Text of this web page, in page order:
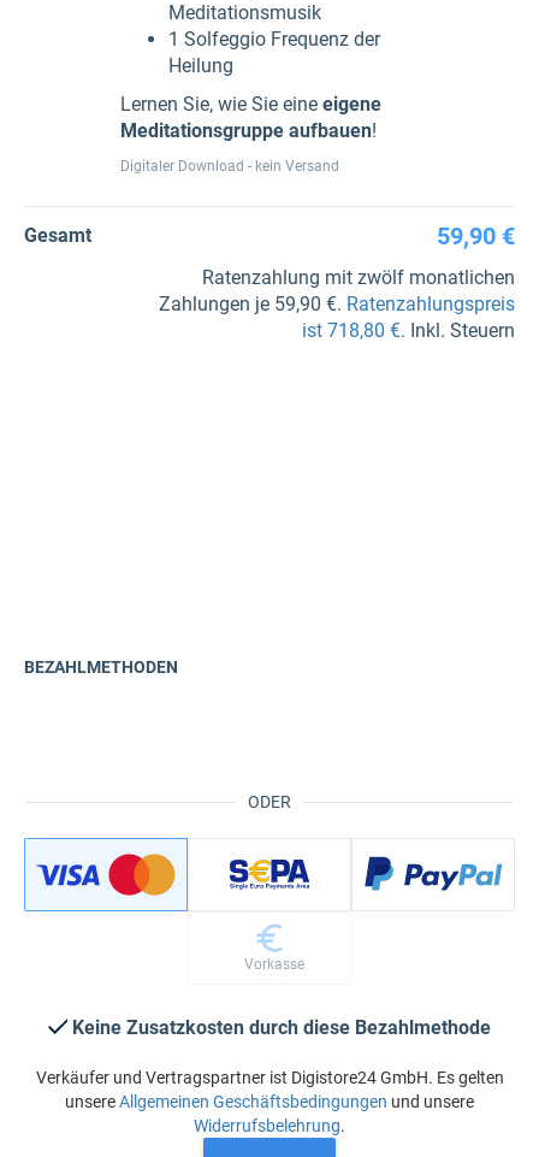
Meditationsmusik
1 Solfeggio Frequenz der
Heilung
Lernen Sie, wie Sie eine eigene
Meditationsgruppe aufbauen!
Digitaler Download - kein Versand
Gesamt 59,90 €
Ratenzahlung mit zwölf monatlichen
Zahlungen je 59,90 €. Ratenzahlungspreis
ist 718,80 €. Inkl. Steuern
ODER
BEZAHLMETHODEN
Vorkasse
Keine Zusatzkosten durch diese Bezahlmethode
Verkäufer und Vertragspartner ist Digistore24 GmbH. Es gelten
unsereAllgemeinen Geschäftsbedingungen und unsere
Widerrufsbelehrung.